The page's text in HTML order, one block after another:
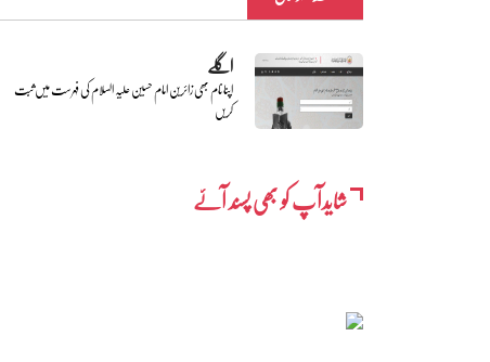
اگلے
اپنا نام بھی زائرین امام حسین علیہ السلام کی فہرست میں ثبت
کریں
شایدآپ کو بھی پسند آئے